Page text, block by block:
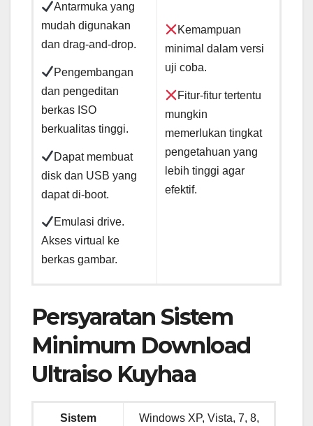
Antarmuka yang
mudah digunakan
dan drag-and-drop.
Pengembangan
dan pengeditan
berkas ISO
berkualitas tinggi.
Dapat membuat
disk dan USB yang
dapat di-boot.
Emulasi drive.
Akses virtual ke
berkas gambar.
Kemampuan
minimal dalam versi
uji coba.
Fitur-fitur tertentu
mungkin
memerlukan tingkat
pengetahuan yang
lebih tinggi agar
efektif.
Persyaratan Sistem
Minimum Download
Ultraiso Kuyhaa
Sistem
Windows XP, Vista, 7, 8,